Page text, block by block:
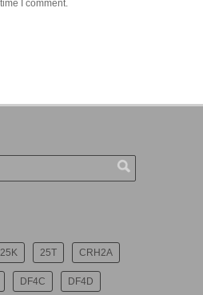
I comment.
25K 25T CRH2A
DF4C DF4D